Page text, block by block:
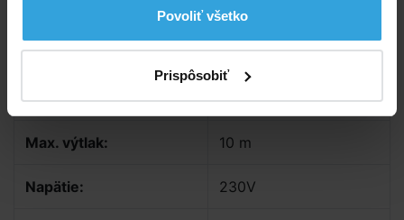
Povoliť všetko
Prispôsobiť
Čerpadlo nie je samonasávacie.
Parametry
Prietok vody: 9 m3/hod
Max. výtlak: 10 m
Napätie: 230V